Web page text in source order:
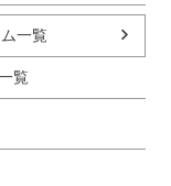
一覧
覧